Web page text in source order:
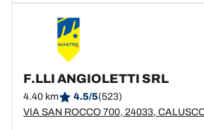
F.LLI ANGIOLETTI SRL
4.40 km 4.5/5(523)
VIA SAN ROCCO 700, 24033,